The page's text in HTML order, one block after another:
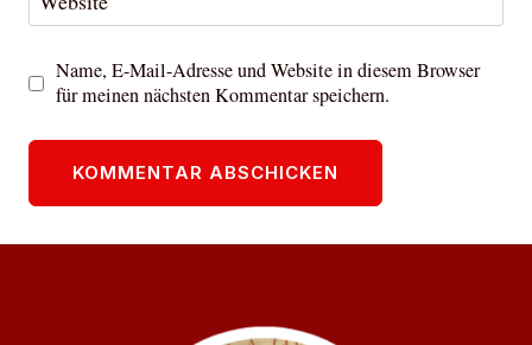
Name, E-Mail-Adresse und Website in diesem Browser
für meinen nächsten Kommentar speichern.